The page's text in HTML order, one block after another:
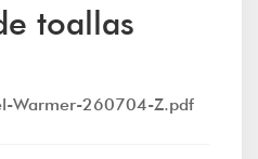
toallas
Warmer-260704-Z.pdf